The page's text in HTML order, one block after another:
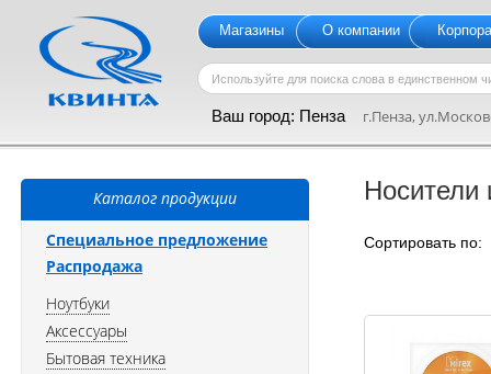
Магазины О компании
Ваш город: Пенза г.Пенза,
Сортировать
Каталог продукции
Специальное предложение
Распродажа
Ноутбуки
Аксессуары
Бытовая техника